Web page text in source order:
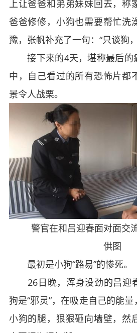
上让爸爸和弟弟妹妹回去，称
爸爸修修，小狗也需要帮忙洗
豫，张帆补充了一句：“只谈狗，
接下来的4天，堪称最后的
中，自己看过的所有恐怖片都
景令人战栗。
警官在和吕迎春面对面交
供图
最初是小狗“路易”的惨死。
26日晚，浑身没劲的吕迎
狗是“邪灵”，在吸走自己的能
小狗的腿，狠狠砸向墙壁，然